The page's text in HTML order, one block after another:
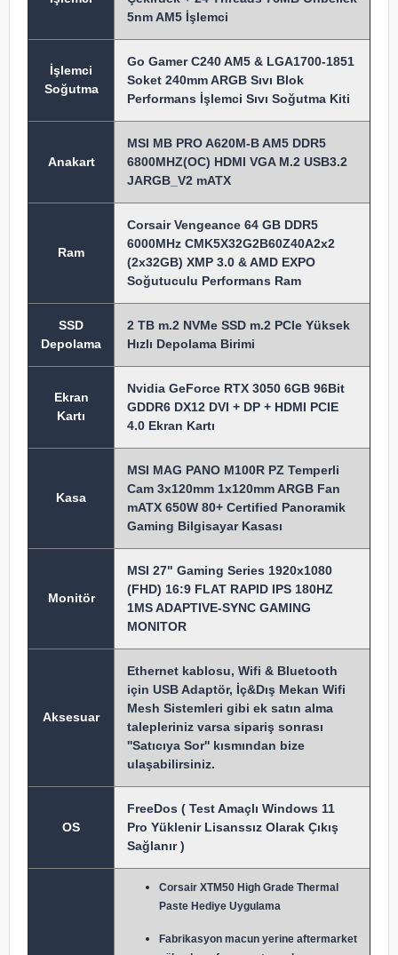
5nm AM5 İşlemci
İşlemci
Soğutma
Go Gamer C240 AM5 & LGA1700-1851
Soket 240mm ARGB Sıvı Blok
Performans İşlemci Sıvı Soğutma Kiti
Anakart
MSI MB PRO A620M-B AM5 DDR5
6800MHZ(OC) HDMI VGA M.2 USB3.2
JARGB_V2 mATX
Ram
Corsair Vengeance 64 GB DDR5
6000MHz CMK5X32G2B60Z40A2x2
(2x32GB) XMP 3.0 & AMD EXPO
Soğutuculu Performans Ram
SSD
Depolama
2 TB m.2 NVMe SSD m.2 PCIe Yüksek
Hızlı Depolama Birimi
Ekran
Kartı
Nvidia GeForce RTX 3050 6GB 96Bit
GDDR6 DX12 DVI + DP + HDMI PCIE
4.0 Ekran Kartı
Kasa
MSI MAG PANO M100R PZ Temperli
Cam 3x120mm 1x120mm ARGB Fan
mATX 650W 80+ Certified Panoramik
Gaming Bilgisayar Kasası
Monitör
MSI 27" Gaming Series 1920x1080
(FHD) 16:9 FLAT RAPID IPS 180HZ
1MS ADAPTIVE-SYNC GAMING
MONITOR
Aksesuar
Ethernet kablosu, Wifi & Bluetooth
için USB Adaptör, İç&Dış Mekan Wifi
Mesh Sistemleri gibi ek satın alma
talepleriniz varsa sipariş sonrası
''Satıcıya Sor'' kısmından bize
ulaşabilirsiniz.
OS
FreeDos ( Test Amaçlı Windows 11
Pro Yüklenir Lisanssız Olarak Çıkış
Sağlanır )
Corsair XTM50 High Grade Thermal
Paste Hediye Uygulama
Fabrikasyon macun yerine aftermarket